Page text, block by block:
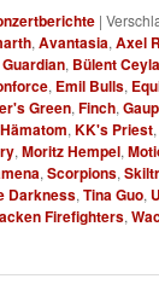
|
Avantasia Axel
Bülent
Emil Bulls
Green ,Finch ,
,Hämatom ,KK's Priest
,Moritz Hempel ,
,Scorpions ,
Darkness ,Tina Guo
Firefighters ,